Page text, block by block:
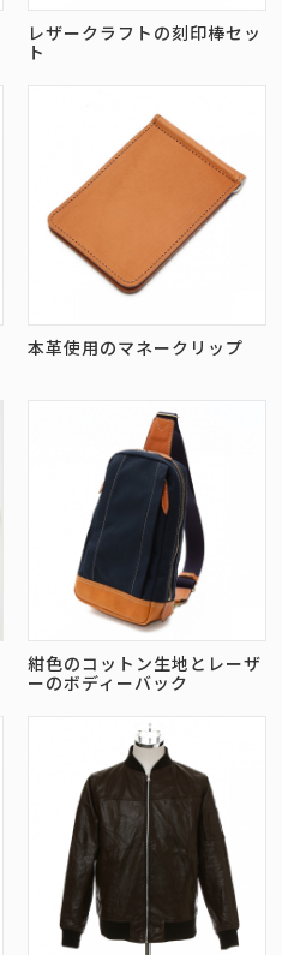
レザークラフトの刻印棒セッ
ト
本革使用のマネークリップ
紺色のコットン生地とレーザ
ーのボディーバック